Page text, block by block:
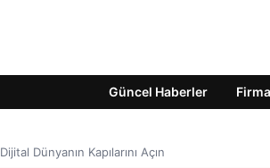
Güncel Haberler
Dünyanın Kapılarını Açın